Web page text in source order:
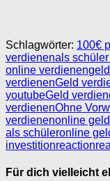
Schlagwörter: 100€
verdienenals
online verdienen
verdienenGeld
youtubeGeld
verdienenOhne
verdienenonline
als schüleronline
investitionreaction
Für dich vielleicht